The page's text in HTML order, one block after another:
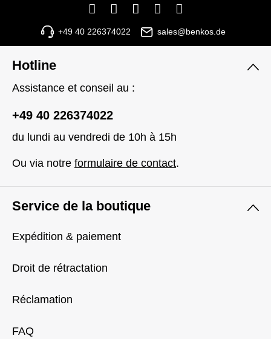
+49 40 226374022 sales@benkos.de
Hotline
Assistance et conseil au :
+49 40 226374022
du lundi au vendredi de 10h à 15h
Ou via notre formulaire de contact.
Service de la boutique
Expédition & paiement
Droit de rétractation
Réclamation
FAQ